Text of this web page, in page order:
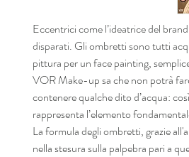
Eccentrici come l’ideatrice del
disparati. Gli ombretti sono tutti
pittura per un face painting,
VOR Make-up sa che non potrà
contenere qualche dito d’acqua:
rappresenta l’elemento
La formula degli ombretti, grazie
nella stesura sulla palpebra pari a